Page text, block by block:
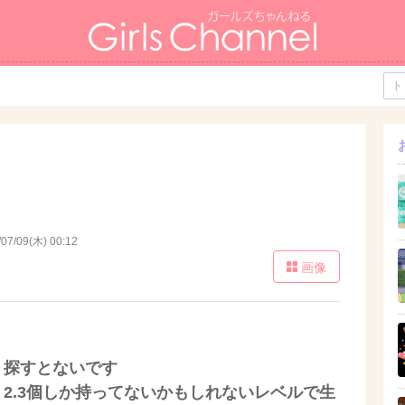
09(木) 00:12
画像
すとないです
個しか持ってないかもしれないレベルで生